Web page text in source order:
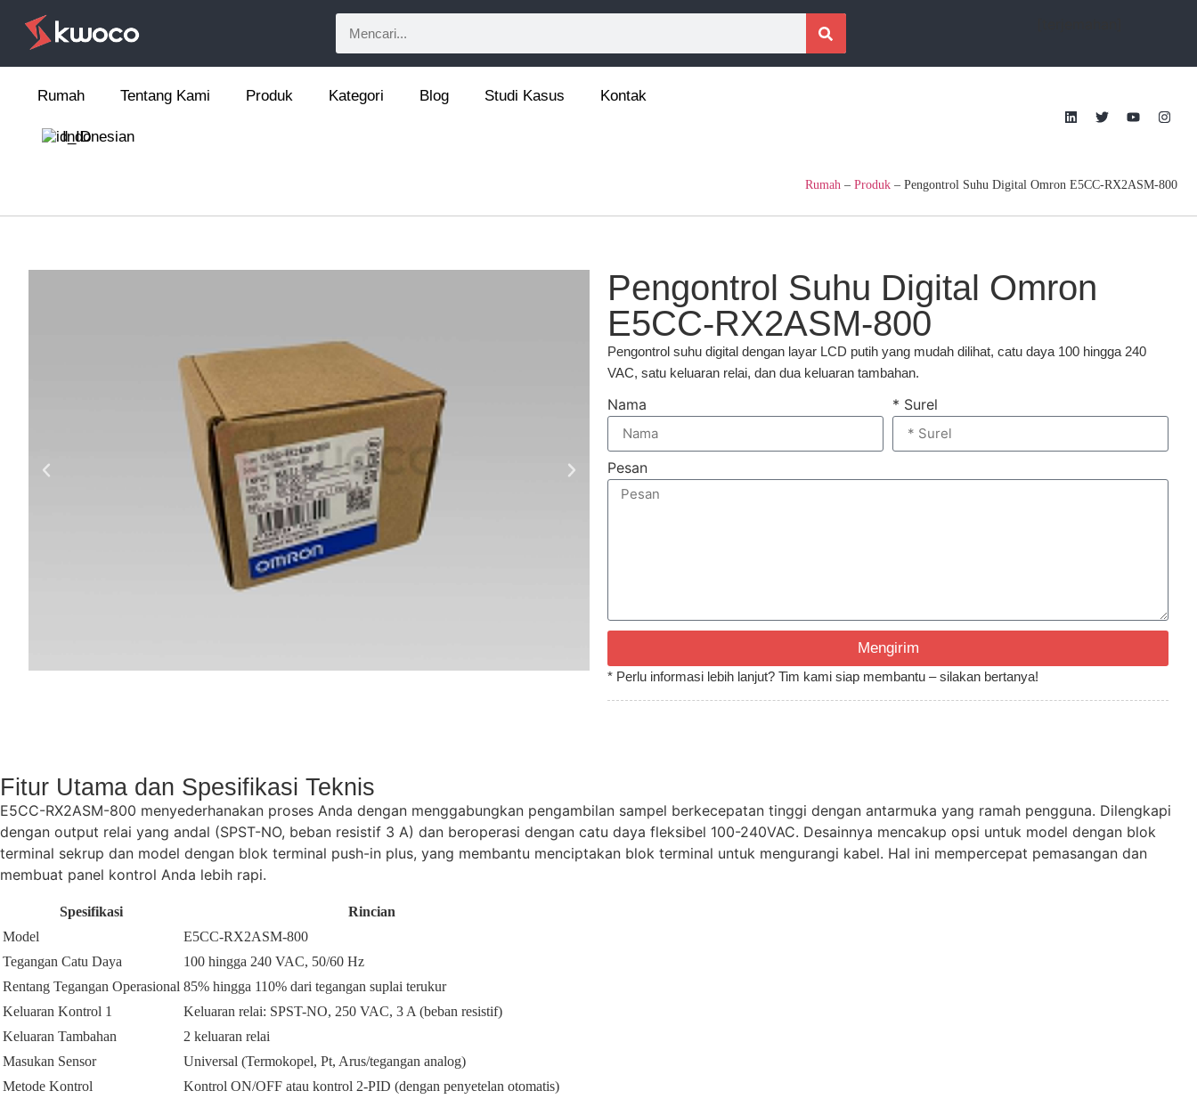
Rumah Tentang Kami Produk Kategori Blog Studi Kasus Kontak
Indonesian
Rumah – Produk – Pengontrol Suhu Digital Omron E5CC-RX2ASM-800
Pengontrol Suhu Digital Omron
E5CC-RX2ASM-800
Pengontrol suhu digital dengan layar LCD putih yang mudah dilihat, catu daya 100 hingga 240
VAC, satu keluaran relai, dan dua keluaran tambahan.
Nama * Surel
Pesan
Mengirim
* Perlu informasi lebih lanjut? Tim kami siap membantu – silakan bertanya!
Fitur Utama dan Spesifikasi Teknis
E5CC-RX2ASM-800 menyederhanakan proses Anda dengan menggabungkan pengambilan sampel berkecepatan tinggi dengan antarmuka yang ramah pengguna. Dilengkapi
dengan output relai yang andal (SPST-NO, beban resistif 3 A) dan beroperasi dengan catu daya fleksibel 100-240VAC. Desainnya mencakup opsi untuk model dengan blok
terminal sekrup dan model dengan blok terminal push-in plus, yang membantu menciptakan blok terminal untuk mengurangi kabel. Hal ini mempercepat pemasangan dan
membuat panel kontrol Anda lebih rapi.
Spesifikasi
Rincian
Model
E5CC-RX2ASM-800
Tegangan Catu Daya
100 hingga 240 VAC, 50/60 Hz
Rentang Tegangan Operasional 85% hingga 110% dari tegangan suplai terukur
Keluaran Kontrol 1
Keluaran relai: SPST-NO, 250 VAC, 3 A (beban resistif)
Keluaran Tambahan
2 keluaran relai
Masukan Sensor
Universal (Termokopel, Pt, Arus/tegangan analog)
Metode Kontrol
Kontrol ON/OFF atau kontrol 2-PID (dengan penyetelan otomatis)